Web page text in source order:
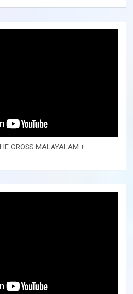
CROSS MALAYALAM +